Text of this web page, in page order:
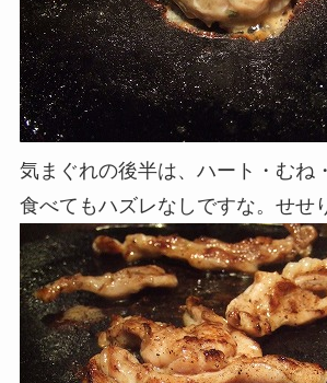
気まぐれの後半は、ハート・むね
食べてもハズレなしですな。せせ